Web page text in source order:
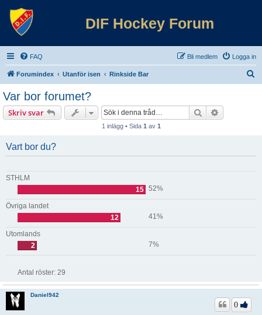
DIF Hockey Forum
FAQ Logga in
Bli medlem
Forumindex Utanför isen Rinkside Bar
Var bor forumet?
Skriv svar Sök
1 inlägg • Sida 1 av 1
Vart bor du?
STHLM
15 52%
Övriga landet
12
41%
Utomlands
2
7%
Antal röster: 29
Daniel942
0